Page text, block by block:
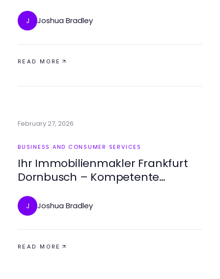
J Joshua Bradley
READ MORE
February 27, 2026
BUSINESS AND CONSUMER SERVICES
Ihr Immobilienmakler Frankfurt
Dornbusch – Kompetente
J Joshua Bradley
READ MORE